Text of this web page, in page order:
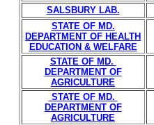
SALSBURY LAB.
STATE OF MD.
DEPARTMENT OF HEALTH
EDUCATION & WELFARE
STATE OF MD.
DEPARTMENT OF
AGRICULTURE
STATE OF MD.
DEPARTMENT OF
AGRICULTURE